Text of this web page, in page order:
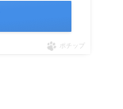
ポチップ